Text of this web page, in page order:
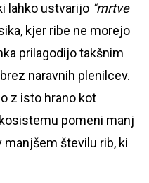
lahko ustvarijo "mrtve
kjer ribe ne morejo
prilagodijo takšnim
naravnih plenilcev.
z isto hrano kot
pomeni manj
manjšem številu rib, ki